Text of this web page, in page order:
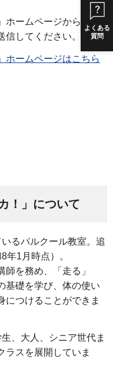
よくある
質問
ホームページから、申
してください。
ホームページはこちら
！」について
るパルクール教室。追
年1月時点）。
を務め、「走る」
基礎を学び、体の使い
につけることができま
、大人、シニア世代ま
ラスを展開していま